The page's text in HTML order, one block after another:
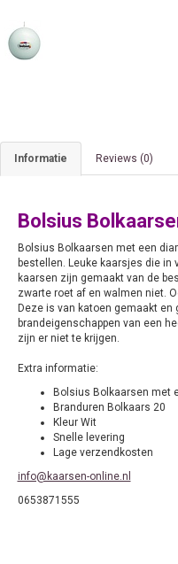
Informatie Reviews (0)
Bolsius
Bolsius Bolkaarsen met een
bestellen. Leuke kaarsjes die
kaarsen zijn gemaakt van de
zwarte roet af en walmen niet.
Deze is van katoen gemaakt
brandeigenschappen van een
zijn er niet te krijgen.
Extra informatie:
Bolsius Bolkaarsen met
Branduren Bolkaars 20
Kleur Wit
Snelle levering
Lage verzendkosten
info@kaarsen-online.nl
0653871555